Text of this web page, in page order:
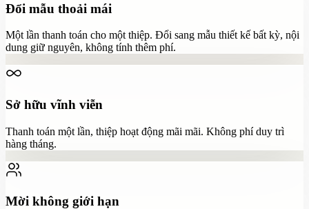
Đổi mẫu thoải mái
Một lần thanh toán cho một thiệp. Đổi sang mẫu thiết kế bất kỳ, nội
dung giữ nguyên, không tính thêm phí.
Sở hữu vĩnh viễn
Thanh toán một lần, thiệp hoạt động mãi mãi. Không phí duy trì
hàng tháng.
Mời không giới hạn